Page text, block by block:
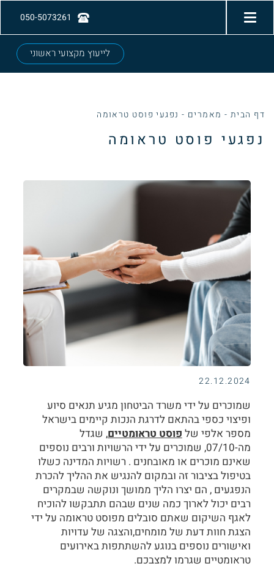
050-5073261
לייעוץ מקצועי ראשוני
דף הבית - מאמרים - נפגעי פוסט טראומה
נפגעי פוסט טראומה
22.12.2024
שמוכרים על ידי משרד הביטחון מגיע תנאים סיוע
ופיצוי כספי בהתאם לדרגת הנכות קיימים בישראל
מספר אלפי שלפוסט טראומטיים, שגדל
מה-07/10, שמוכרים על ידי הרשויות ורבים נוספים
שאינם מוכרים או מאובחנים . רשויות המדינה כשלו
בטיפול בציבור זה ובמקום להנגיש את ההליך להכרת
הנפגעים , הם יצרו הליך ממושך ונוקשה שבמקרים
רבים יכול לארוך כמה שנים שבהם תתבקשו להוכיח
לאגף השיקום שאתם סובלים מפוסט טראומה על ידי
הצגת חוות דעת של מומחים,והצגה של עדויות
ואישורים נוספים בנוגע להשתתפות באירועים
טראומטיים שגרמו למצבכם.